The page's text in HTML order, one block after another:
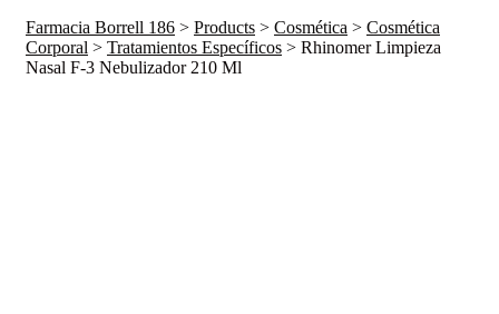
Farmacia Borrell 186 > Products > Cosmética > Cosmética
Corporal > Tratamientos Específicos > Rhinomer Limpieza
Nasal F-3 Nebulizador 210 Ml